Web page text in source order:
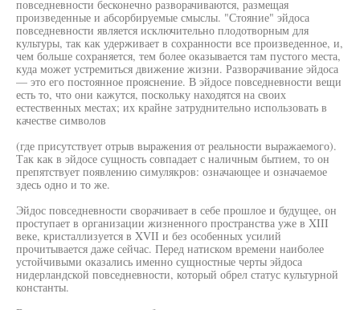
повседневности бесконечно разворачиваются, размещая
произведенные и абсорбируемые смыслы. "Стояние" эйдоса
повседневности является исключительно плодотворным для
культуры, так как удерживает в сохранности все произведенное, и,
чем больше сохраняется, тем более оказывается там пустого места,
куда может устремиться движение жизни. Разворачивание эйдоса
— это его постоянное прояснение. В эйдосе повседневности вещи
есть то, что они кажутся, поскольку находятся на своих
естественных местах; их крайне затруднительно использовать в
качестве символов
(где присутствует отрыв выражения от реальности выражаемого).
Так как в эйдосе сущность совпадает с наличным бытием, то он
препятствует появлению симулякров: означающее и означаемое
здесь одно и то же.
Эйдос повседневности сворачивает в себе прошлое и будущее, он
проступает в организации жизненного пространства уже в XIII
веке, кристаллизуется в XVII и без особенных усилий
прочитывается даже сейчас. Перед натиском времени наиболее
устойчивыми оказались именно сущностные черты эйдоса
нидерландской повседневности, который обрел статус культурной
константы.